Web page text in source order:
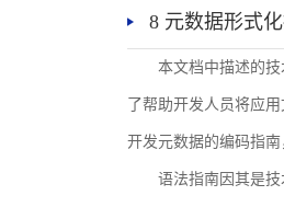
8 元数据形式
本文档中描述的
了帮助开发人员将应
开发元数据的编码指
语法指南因其是